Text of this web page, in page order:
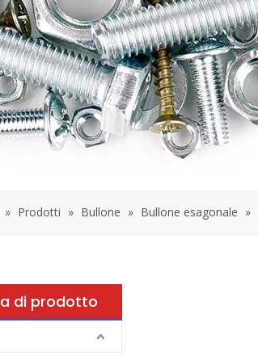
» Prodotti » Bullone » Bullone esagonale »
di prodotto